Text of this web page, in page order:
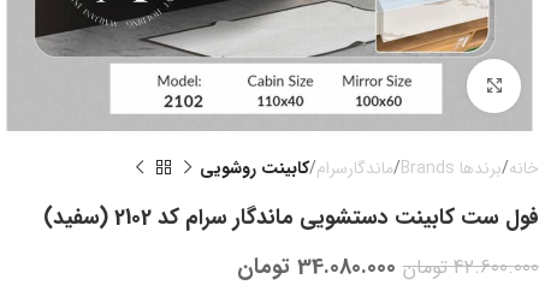
بزرگنمایی تصویر
خانه برندها Brands ماندگارسرام کابینت روشویی
فول ست کابینت دستشویی ماندگار سرام کد 2102 (سفید)
42.600.000تومان 34.080.000 تومان